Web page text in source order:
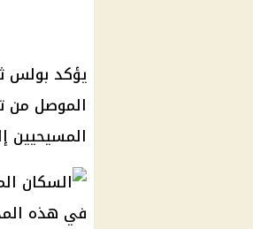
يؤكد بولس
المسيحيين
في هذه المدينة ما